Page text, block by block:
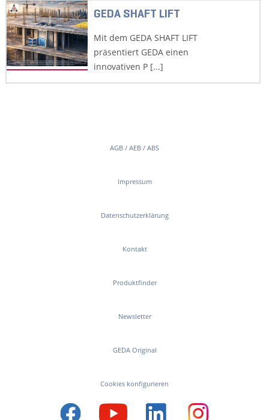
GEDA SHAFT LIFT
Mit dem GEDA SHAFT LIFT
präsentiert GEDA einen
innovativen P [...]
AGB / AEB / ABS
Impressum
Datenschutzerklärung
Kontakt
Produktfinder
Newsletter
GEDA Original
Cookies konfigurieren